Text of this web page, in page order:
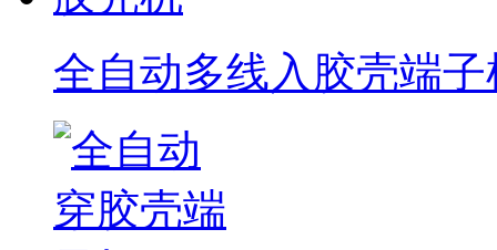
全自动多线入胶壳端